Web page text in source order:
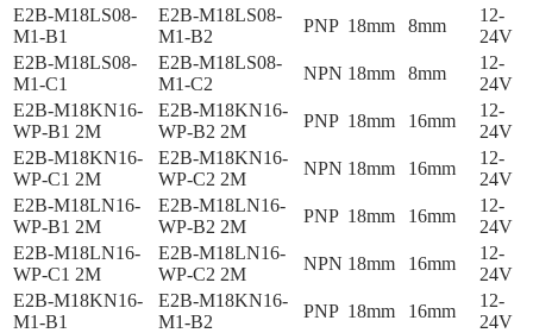
E2B-M18LS08-
M1-B1
E2B-M18LS08-
M1-B2
PNP 18mm 8mm
12-
24V
E2B-M18LS08-
M1-C1
E2B-M18LS08-
M1-C2
NPN 18mm 8mm
12-
24V
E2B-M18KN16-
WP-B1 2M
E2B-M18KN16-
WP-B2 2M
PNP 18mm 16mm
12-
24V
E2B-M18KN16-
WP-C1 2M
E2B-M18KN16-
WP-C2 2M
NPN 18mm 16mm
12-
24V
E2B-M18LN16-
WP-B1 2M
E2B-M18LN16-
WP-B2 2M
PNP 18mm 16mm
12-
24V
E2B-M18LN16-
WP-C1 2M
E2B-M18LN16-
WP-C2 2M
NPN 18mm 16mm
12-
24V
E2B-M18KN16-
M1-B1
E2B-M18KN16-
M1-B2
PNP 18mm 16mm
12-
24V